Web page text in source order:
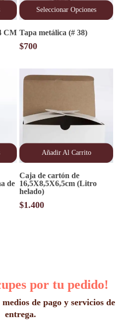
CM
Seleccionar Opciones
producto
tiene
múltiples
Las
opciones
la
producto
Tapa metálica (# 38)
$700
de
Añadir Al Carrito
Caja de cartón de
16,5X8,5X6,5cm (Litro
helado)
$1.400
por tu pedido!
de pago y servicios de
entrega.